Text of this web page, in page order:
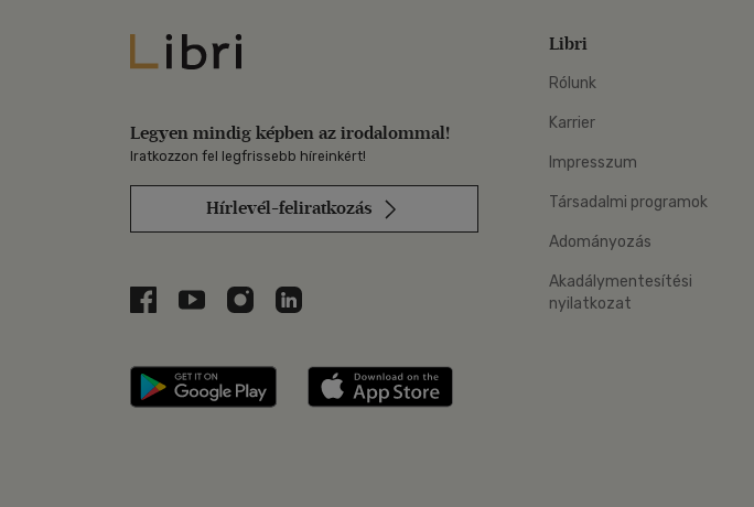
Libri
Legyen mindig képben az irodalommal!
Iratkozzon fel legfrissebb híreinkért!
Hírlevél-feliratkozás
Libri a Facebookon
Libri a Youtube-on
Libri az Instagramon
Libri a LinkedInen
Libri applikáció Szerezd meg: Google Play
Libri
Rólunk
Karrier
Impresszum
Társadalmi programok
Adományozás
Akadálymentesítési
nyilatkozat